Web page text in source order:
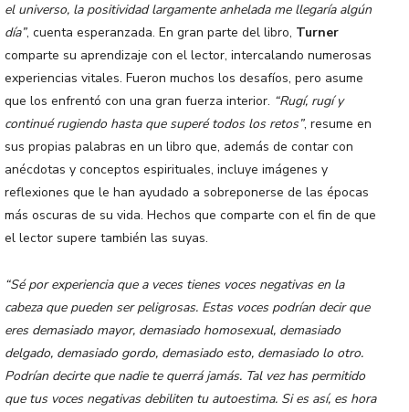
el universo, la positividad largamente anhelada me llegaría algún
día”, cuenta esperanzada. En gran parte del libro, Turner
comparte su aprendizaje con el lector, intercalando numerosas
experiencias vitales. Fueron muchos los desafíos, pero asume
que los enfrentó con una gran fuerza interior. “Rugí, rugí y
continué rugiendo hasta que superé todos los retos”, resume en
sus propias palabras en un libro que, además de contar con
anécdotas y conceptos espirituales, incluye imágenes y
reflexiones que le han ayudado a sobreponerse de las épocas
más oscuras de su vida. Hechos que comparte con el fin de que
el lector supere también las suyas.
“Sé por experiencia que a veces tienes voces negativas en la
cabeza que pueden ser peligrosas. Estas voces podrían decir que
eres demasiado mayor, demasiado homosexual, demasiado
delgado, demasiado gordo, demasiado esto, demasiado lo otro.
Podrían decirte que nadie te querrá jamás. Tal vez has permitido
que tus voces negativas debiliten tu autoestima. Si es así, es hora